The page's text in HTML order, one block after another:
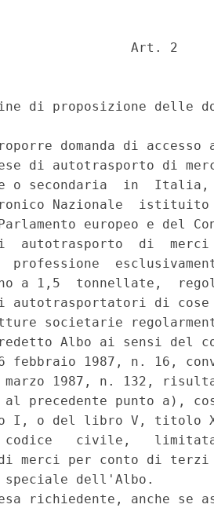
Art. 2
di proposizione delle
domanda di accesso
di autotrasporto di
o secondaria  in
Nazionale
europeo e del
autotrasporto  di
professione
a 1,5  tonnellate,
autotrasportatori di
societarie
Albo ai sensi del
febbraio 1987, n. 16,
marzo 1987, n. 132,
al precedente punto a),
I, o del libro V, titolo
civile,
merci per conto di
speciale dell'Albo.
richiedente, anche se